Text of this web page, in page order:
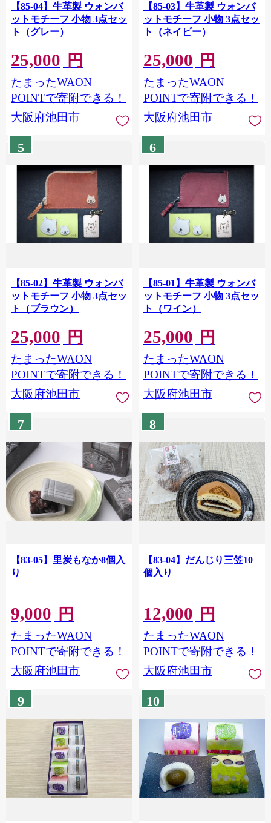
【85-04】牛革製 ウォンバ
ットモチーフ 小物 3点セッ
ト（グレー）
25,000 円
たまったWAON
POINTで寄附できる！
大阪府池田市
【85-03】牛革製 ウォンバ
ットモチーフ 小物 3点セッ
ト（ネイビー）
25,000 円
たまったWAON
POINTで寄附できる！
大阪府池田市
5
【85-02】牛革製 ウォンバ
ットモチーフ 小物 3点セッ
ト（ブラウン）
25,000 円
たまったWAON
POINTで寄附できる！
大阪府池田市
6
【85-01】牛革製 ウォンバ
ットモチーフ 小物 3点セッ
ト（ワイン）
25,000 円
たまったWAON
POINTで寄附できる！
大阪府池田市
7
【83-05】里炭もなか8個入
り
9,000 円
たまったWAON
POINTで寄附できる！
大阪府池田市
8
【83-04】だんじり三笠10
個入り
12,000 円
たまったWAON
POINTで寄附できる！
大阪府池田市
9 10